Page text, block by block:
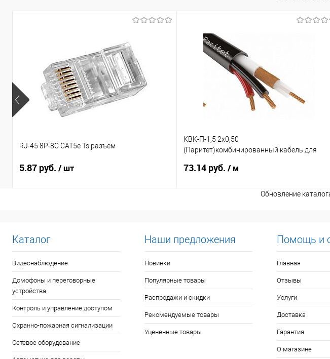
RJ-45 8P-8C CAT5e Ts разъём
5.87 руб. / шт
КВК-П-1,5 2х0,50
(Паритет)комбинированный кабель для
73.14 руб. / м
Обновление
Каталог
Видеонаблюдение
Домофоны и переговорные
устройства
Контроль и управление доступом
Охранно-пожарная сигнализации
Сетевое оборудование
Наши предложения
Новинки
Популярные товары
Распродажи и скидки
Рекомендуемые товары
Уцененные товары
Помощь и
Главная
Отзывы
Услуги
Доставка
Гарантия
О магазине